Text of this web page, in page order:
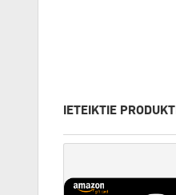
IETEIKTIE